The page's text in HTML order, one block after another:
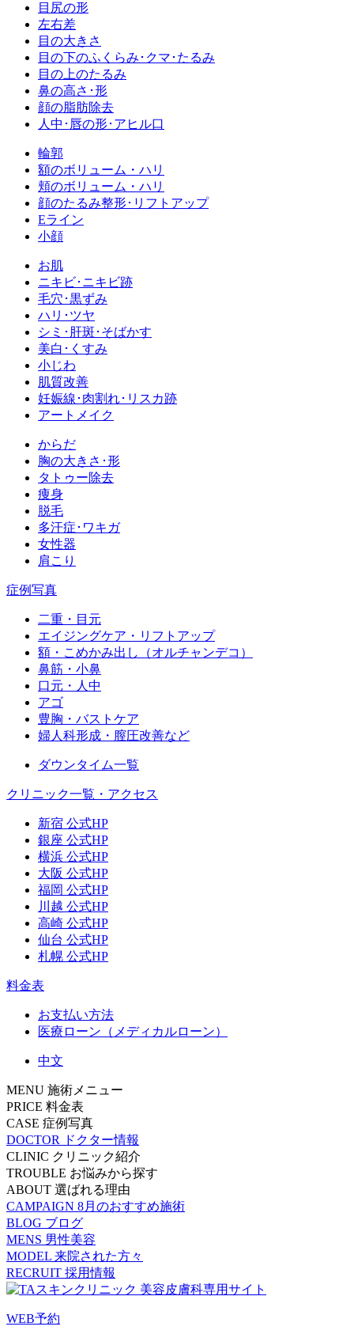
目尻の形
左右差
目の大きさ
目の下のふくらみ･クマ･たるみ
目の上のたるみ
鼻の高さ･形
顔の脂肪除去
人中･唇の形･アヒル口
輪郭
額のボリューム・ハリ
頬のボリューム・ハリ
顔のたるみ整形･リフトアップ
Eライン
小顔
お肌
ニキビ･ニキビ跡
毛穴･黒ずみ
ハリ･ツヤ
シミ･肝斑･そばかす
美白･くすみ
小じわ
肌質改善
妊娠線･肉割れ･リスカ跡
アートメイク
からだ
胸の大きさ･形
タトゥー除去
痩身
脱毛
多汗症･ワキガ
女性器
肩こり
症例写真
二重・目元
エイジングケア・リフトアップ
額・こめかみ出し（オルチャンデコ）
鼻筋・小鼻
口元・人中
アゴ
豊胸・バストケア
婦人科形成・膣圧改善など
ダウンタイム一覧
クリニック一覧・アクセス
新宿 公式HP
銀座 公式HP
横浜 公式HP
大阪 公式HP
福岡 公式HP
川越 公式HP
高崎 公式HP
仙台 公式HP
札幌 公式HP
料金表
お支払い方法
医療ローン（メディカルローン）
中文
MENU 施術メニュー
PRICE 料金表
CASE 症例写真
DOCTOR
ドクター情報
CLINIC クリニック紹介
TROUBLE お悩みから探す
ABOUT 選ばれる理由
CAMPAIGN 8月のおすすめ施術
BLOG ブログ
MENS 男性美容
MODEL 来院された方々
RECRUIT 採用情報
WEB予約